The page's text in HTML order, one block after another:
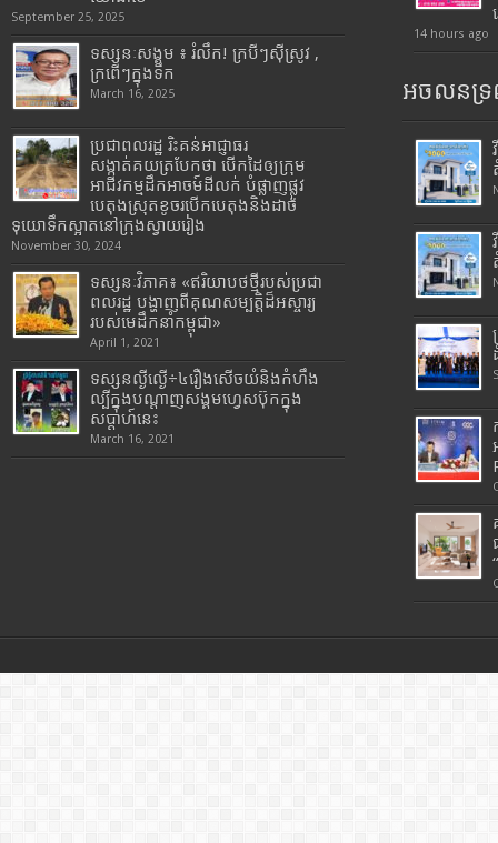
September 25, 2025
ទស្សនៈសង្គម ៖ រំលឹក! ក្របីៗស៊ីស្រូវ ,
ក្រពើៗក្នុងទឹក
March 16, 2025
ប្រជាពលរដ្ឋ រិះគន់អាជ្ញាធរ
សង្កាត់គយត្របែកថា បើកដៃឲ្យក្រុម
អាជីវកម្មដឹកអាចម៍ដីលក់ បំផ្លាញផ្លូវ
បេតុងស្រុតខូចរបើកបេតុងនិងដាច់
ទុយោទឹកស្អាតនៅក្រុងស្វាយរៀង
November 30, 2024
ទស្សនៈវិភាគ៖ «ឥរិយាបថថ្មីរបស់ប្រជា
ពលរដ្ឋ បង្ហាញពីគុណសម្បត្តិដ៏អស្ចារ្យ
របស់មេដឹកនាំកម្ពុជា»
April 1, 2021
ទស្សនល្ងីល្ងើ÷៤រឿងសើចយំនិងកំហឹង
ល្បីក្នុងបណ្តាញសង្គមហ្វេសប៊ុកក្នុង
សប្តាហ៍នេះ
March 16, 2021
14 hours ago
អចលនទ្រ